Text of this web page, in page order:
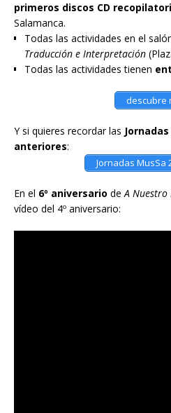
primeros discos CD
Salamanca.
Todas las actividades en el
Traducción e Interpretación
Todas las actividades tienen
descubre
Y si quieres recordar las
anteriores:
Jornadas MusSa
En el 6º aniversario deA Nuestro
vídeo del 4º aniversario: